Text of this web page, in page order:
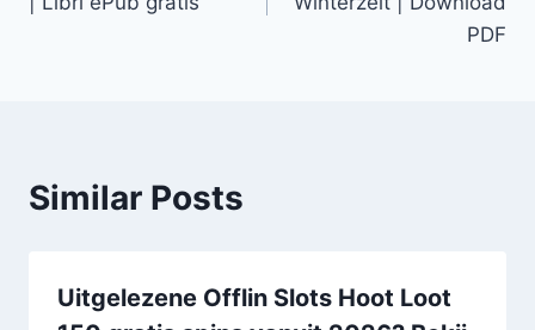
PDF
Similar Posts
Uitgelezene Offlin Slots Hoot Loot